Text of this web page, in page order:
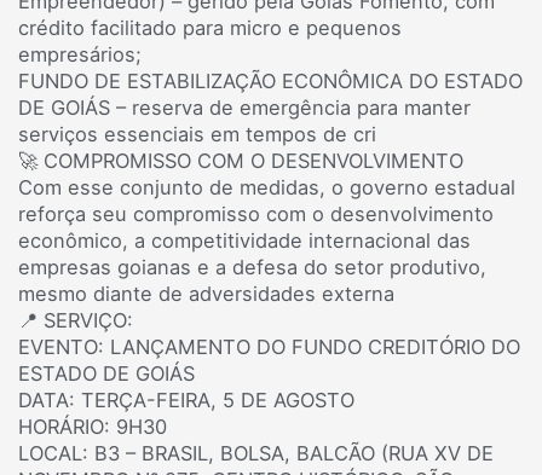
crédito facilitado para micro e pequenos
empresários;
FUNDO DE ESTABILIZAÇÃO ECONÔMICA DO ESTADO
DE GOIÁS – reserva de emergência para manter
serviços essenciais em tempos de cri
🚀 COMPROMISSO COM O DESENVOLVIMENTO
Com esse conjunto de medidas, o governo estadual
reforça seu compromisso com o desenvolvimento
econômico, a competitividade internacional das
empresas goianas e a defesa do setor produtivo,
mesmo diante de adversidades externa
📍 SERVIÇO:
EVENTO: LANÇAMENTO DO FUNDO CREDITÓRIO DO
ESTADO DE GOIÁS
DATA: TERÇA-FEIRA, 5 DE AGOSTO
HORÁRIO: 9H30
LOCAL: B3 – BRASIL, BOLSA, BALCÃO (RUA XV DE